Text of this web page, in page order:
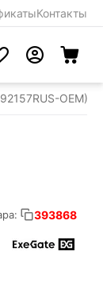
Контакты
OEM)
393868